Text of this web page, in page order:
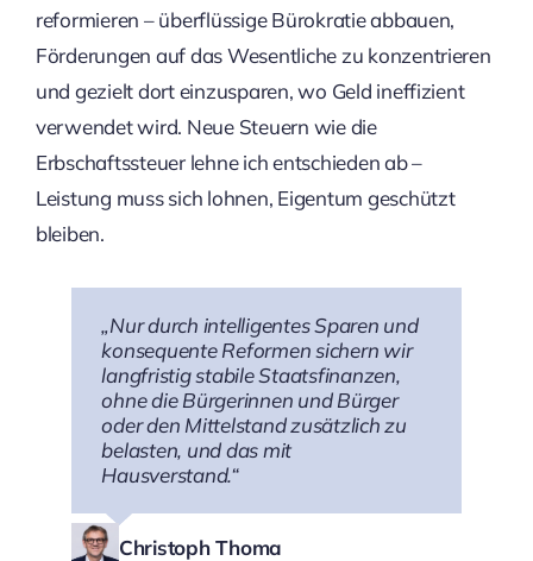
reformieren – überflüssige Bürokratie abbauen,
Förderungen auf das Wesentliche zu konzentrieren
und gezielt dort einzusparen, wo Geld ineffizient
verwendet wird. Neue Steuern wie die
Erbschaftssteuer lehne ich entschieden ab –
Leistung muss sich lohnen, Eigentum geschützt
bleiben.
„Nur durch intelligentes Sparen und
konsequente Reformen sichern wir
langfristig stabile Staatsfinanzen,
ohne die Bürgerinnen und Bürger
oder den Mittelstand zusätzlich zu
belasten, und das mit
Hausverstand.“
Christoph Thoma